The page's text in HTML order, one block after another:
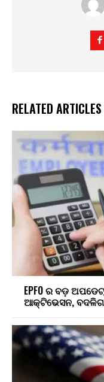
RELATED ARTICLES
EPFO ର ବଡ଼
ଆକ୍ଟିଭେସନ,